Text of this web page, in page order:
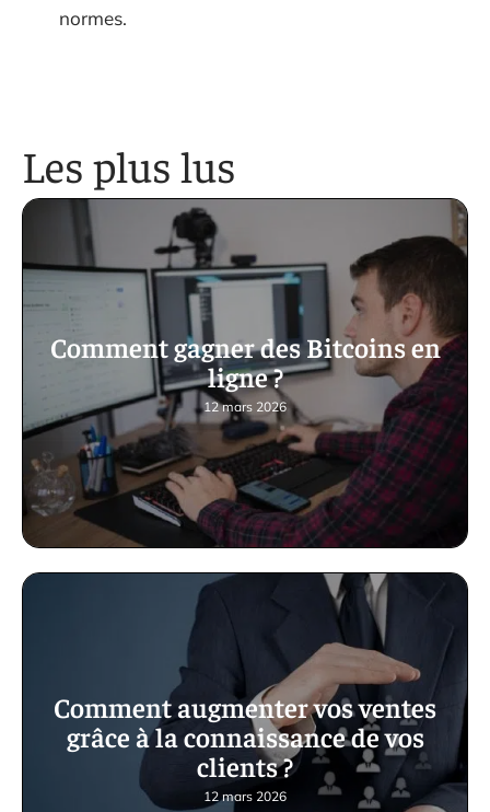
normes.
Les plus lus
Comment gagner des Bitcoins en
ligne ?
12 mars 2026
Comment augmenter vos ventes
grâce à la connaissance de vos
clients ?
12 mars 2026